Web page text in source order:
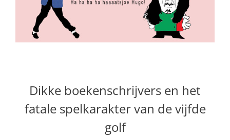
Dikke boekenschrijvers en het
fatale spelkarakter van de vijfde
golf